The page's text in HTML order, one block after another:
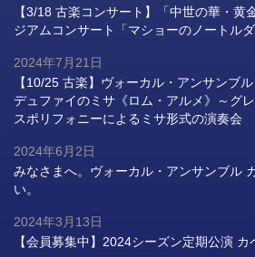
【3/18 古楽コンサート】「中世の華・黄
ジアムコンサート「マショーのノートルダ
【10/25 古楽】ヴォーカル・アンサンブ
デュファイのミサ《ロム・アルメ》～グ
スポリフォニーによるミサ形式の演奏会
2024年7月21日
みなさまへ。ヴォーカル・アンサンブル
い。
2024年6月2日
【会員募集中】2024シーズン定期公演 カ
2024年3月13日